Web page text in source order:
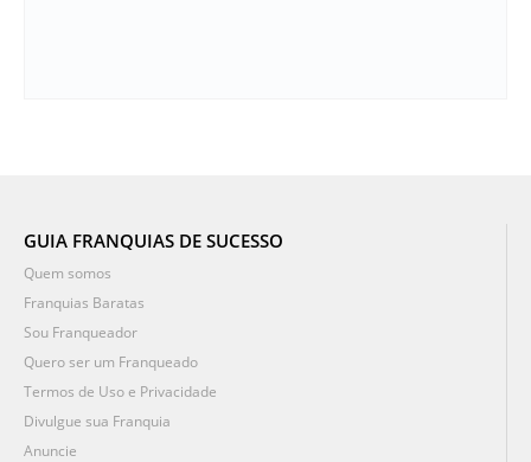
GUIA FRANQUIAS DE SUCESSO
Quem somos
Franquias Baratas
Sou Franqueador
Quero ser um Franqueado
Termos de Uso e Privacidade
Divulgue sua Franquia
Anuncie